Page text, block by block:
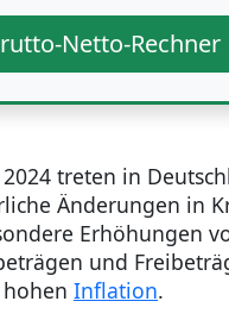
Netto-Rechner
2024 treten in
Änderungen in
Erhöhungen
und
Inflation.